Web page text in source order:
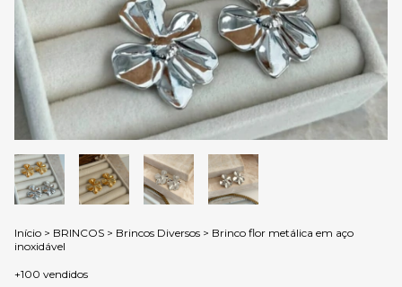
Início > BRINCOS > Brincos Diversos > Brinco flor metálica em aço
inoxidável
+100 vendidos